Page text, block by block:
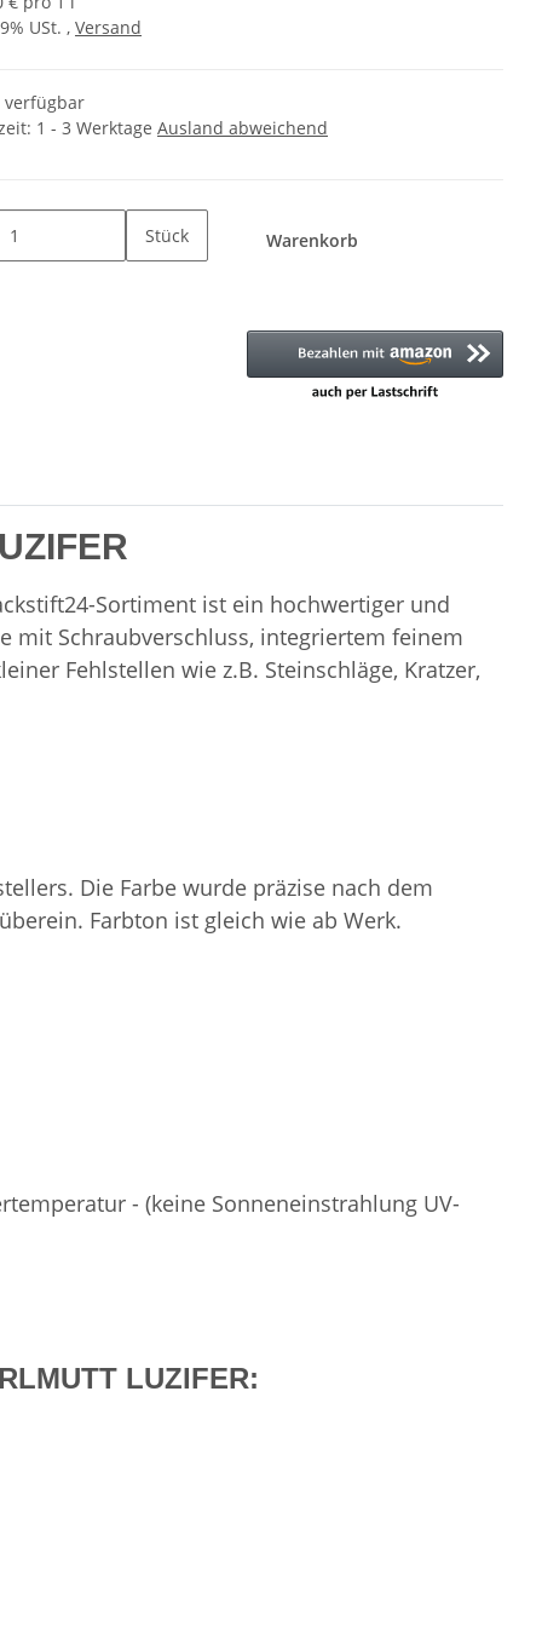
USt. , Versand
verfügbar
1 - 3 Werktage Ausland abweichend
Stück Warenkorb
Sortiment ist ein hochwertiger und
mit Schraubverschluss, integriertem feinem
Fehlstellen wie z.B. Steinschläge, Kratzer,
Die Farbe wurde präzise nach dem
Farbton ist gleich wie ab Werk.
- (keine Sonneneinstrahlung UV-
LUZIFER: